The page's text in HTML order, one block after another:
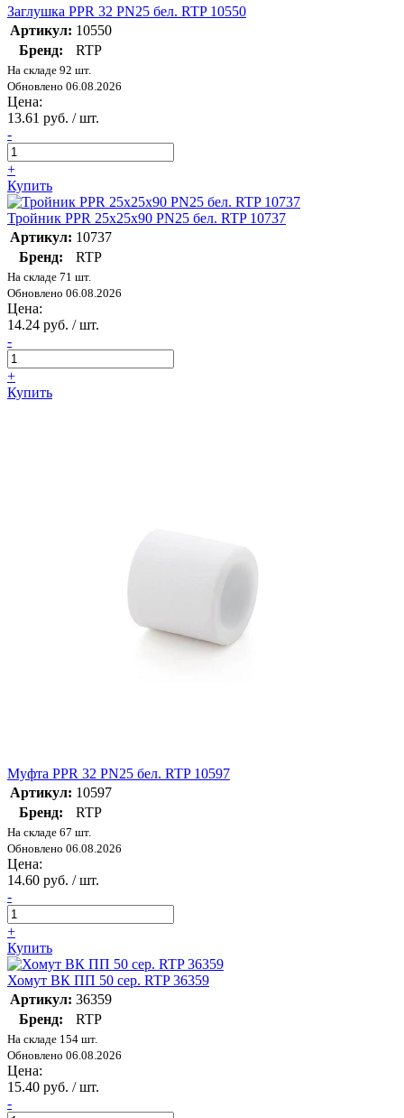
Заглушка PPR 32 PN25 бел. RTP 10550
Артикул: 10550
Бренд:
RTP
На складе 92 шт.
Обновлено 06.08.2026
Цена:
13.61 руб. / шт.
-
+
Купить
Тройник PPR 25х25х90 PN25 бел. RTP 10737
Артикул: 10737
Бренд:
RTP
На складе 71 шт.
Обновлено 06.08.2026
Цена:
14.24 руб. / шт.
-
+
Купить
Муфта PPR 32 PN25 бел. RTP 10597
Артикул: 10597
Бренд:
RTP
На складе 67 шт.
Обновлено 06.08.2026
Цена:
14.60 руб. / шт.
-
+
Купить
Хомут ВК ПП 50 сер. RTP 36359
Артикул: 36359
Бренд:
RTP
На складе 154 шт.
Обновлено 06.08.2026
Цена:
15.40 руб. / шт.
-